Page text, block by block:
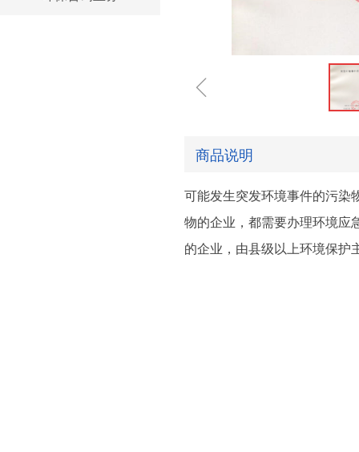
商品说明
ꁆ
可能发生突发环境事件的污染
物的企业，都需要办理环境应
的企业，由县级以上环境保护